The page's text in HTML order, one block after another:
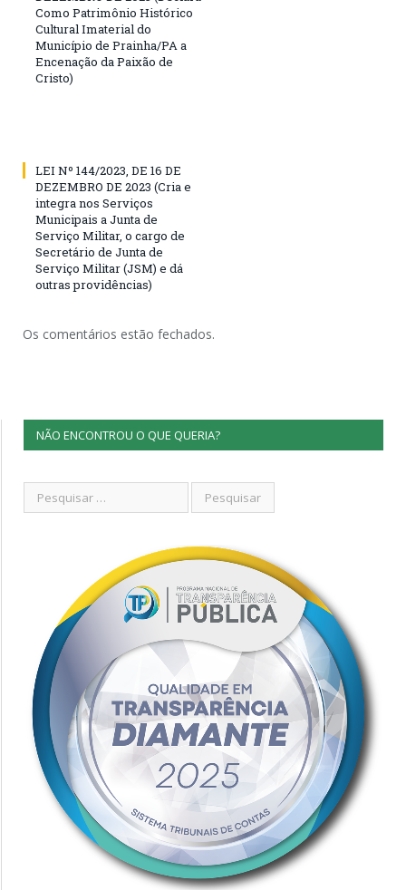
Como Patrimônio Histórico
Cultural Imaterial do
Município de Prainha/PA a
Encenação da Paixão de
Cristo)
LEI Nº 144/2023, DE 16 DE
DEZEMBRO DE 2023 (Cria e
integra nos Serviços
Municipais a Junta de
Serviço Militar, o cargo de
Secretário de Junta de
Serviço Militar (JSM) e dá
outras providências)
Os comentários estão fechados.
NÃO ENCONTROU O QUE QUERIA?